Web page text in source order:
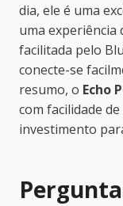
dia, ele é uma
uma experiência
facilitada pelo
conecte-se
resumo, o Echo
com facilidade
investimento